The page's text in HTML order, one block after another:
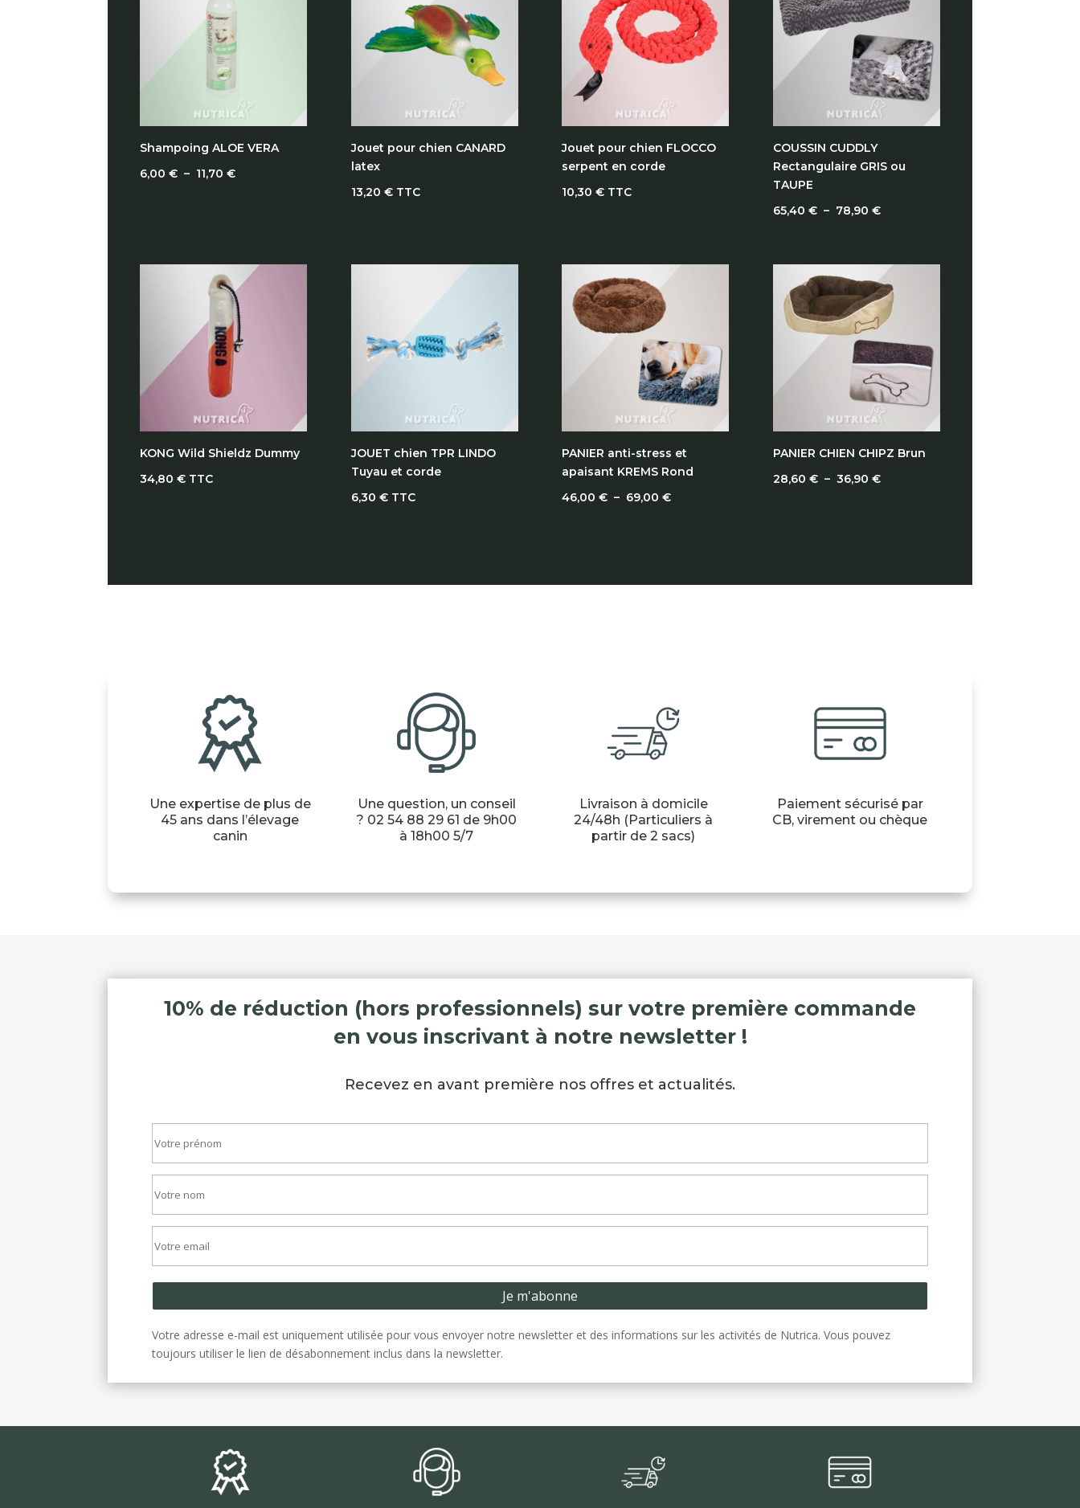
Shampoing ALOE VERA
6,00€ – 11,70€Plage
11,70 €
Jouet pour chien CANARD
latex
13,20 € TTC
Jouet pour chien FLOCCO
serpent en corde
10,30€ TTC
COUSSIN CUDDLY
Rectangulaire GRIS ou
TAUPE
65,40 € – 78,90 €Plage
65,40 €
à
78,90 €
KONG Wild Shieldz Dummy
34,80€ TTC
JOUET chien TPR LINDO
Tuyau et corde
6,30 € TTC
PANIER anti-stress et
apaisant KREMS Rond
46,00€ – 69,00€Plage
PANIER CHIEN CHIPZ Brun
28,60 € – 36,90 €Plage
36,90 €
Une expertise de plus de
45 ans dans l’élevage
canin
Une question, un conseil
? 02 54 88 29 61 de 9h00
à 18h00 5/7
Livraison à domicile
24/48h (Particuliers à
partir de 2 sacs)
Paiement sécurisé par
CB, virement ou chèque
10% de réduction (hors professionnels) sur votre première commande
en vous inscrivant à notre newsletter !
Recevez en avant première nos offres et actualités.
Votre adresse e-mail est uniquement utilisée pour vous envoyer notre newsletter et des informations sur les activités de Nutrica. Vous pouvez
toujours utiliser le lien de désabonnement inclus dans la newsletter.